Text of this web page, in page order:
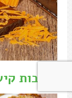
לביבות